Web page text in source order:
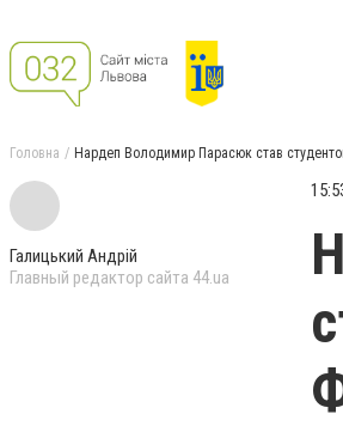
Головна Нардеп Володимир Парасюк став
Галицький Андрій
Главный редактор сайта 44.ua